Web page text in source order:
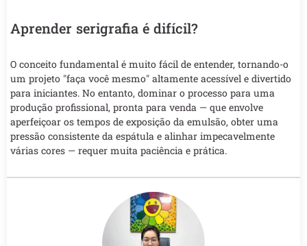
Aprender serigrafia é difícil?
O conceito fundamental é muito fácil de entender, tornando-o
um projeto "faça você mesmo" altamente acessível e divertido
para iniciantes. No entanto, dominar o processo para uma
produção profissional, pronta para venda — que envolve
aperfeiçoar os tempos de exposição da emulsão, obter uma
pressão consistente da espátula e alinhar impecavelmente
várias cores — requer muita paciência e prática.